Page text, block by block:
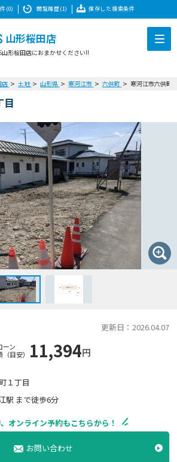
(0) 閲覧履歴(1) 保存した検索条件
山形桜田店
形桜田店におまかせください!!
店 土地 山形県 寒河江市 六供町 寒河江市六供町
目
更新日：2026.04.07
ーン
目安）
11,394円
１丁目
駅 まで徒歩6分
オンライン予約もこちらから！
お問い合わせ